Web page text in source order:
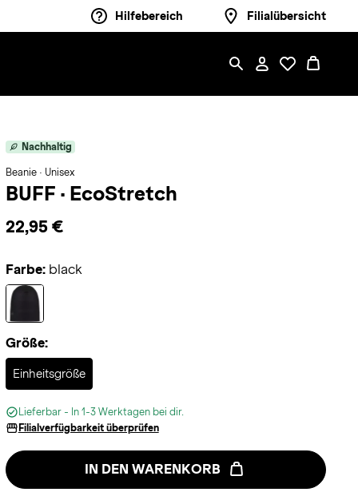
Hilfebereich Filialübersicht
Nachhaltig
Beanie · Unisex
BUFF · EcoStretch
22,95 €
Farbe: black
Größe:
Einheitsgröße
Selected
Lieferbar - In 1-3 Werktagen bei dir.
Filialverfügbarkeit überprüfen
IN DEN WARENKORB